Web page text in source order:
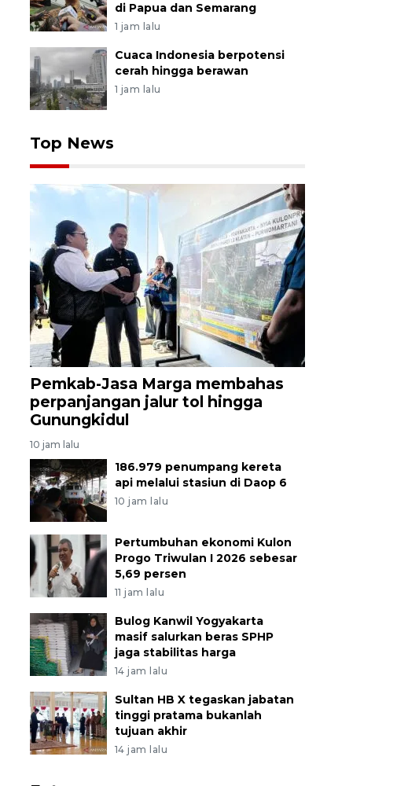
di Papua dan Semarang
1 jam lalu
Cuaca Indonesia berpotensi
cerah hingga berawan
1 jam lalu
Top News
Pemkab-Jasa Marga membahas
perpanjangan jalur tol hingga
Gunungkidul
10 jam lalu
186.979 penumpang kereta
api melalui stasiun di Daop 6
10 jam lalu
Pertumbuhan ekonomi Kulon
Progo Triwulan I 2026 sebesar
5,69 persen
11 jam lalu
Bulog Kanwil Yogyakarta
masif salurkan beras SPHP
jaga stabilitas harga
14 jam lalu
Sultan HB X tegaskan jabatan
tinggi pratama bukanlah
tujuan akhir
14 jam lalu